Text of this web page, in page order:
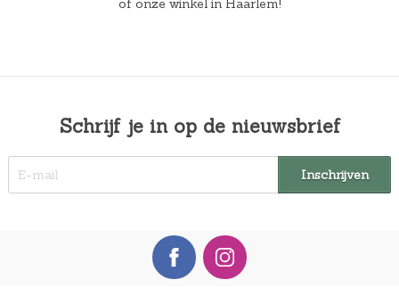
of onze winkel in Haarlem!
Schrijf je in op de nieuwsbrief